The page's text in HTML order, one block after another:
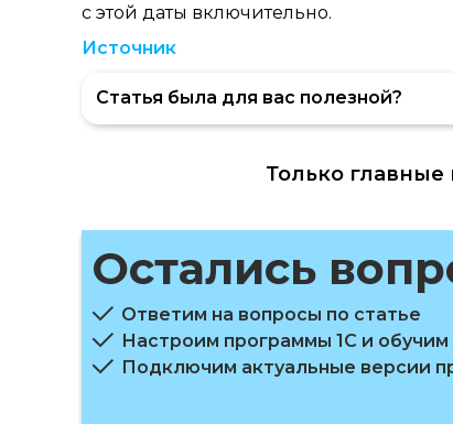
с этой даты включительно.
Источник
Статья была для вас полезной?
Только главные
Остались
Ответим на вопросы по статье
Настроим программы 1С и обучим
Подключим актуальные версии